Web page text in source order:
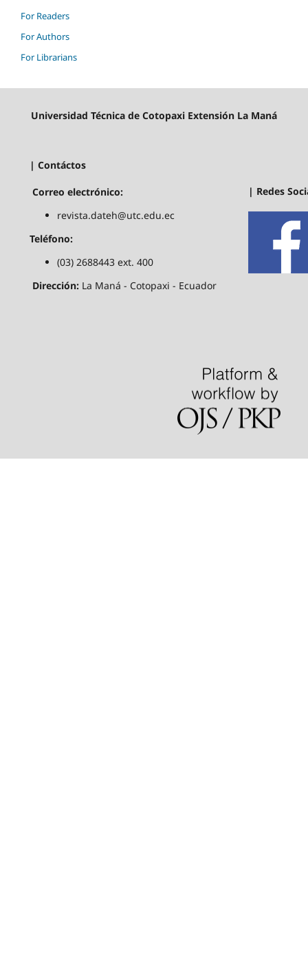
For Readers
For Authors
For Librarians
Universidad Técnica de Cotopaxi Extensión La Maná
| Contáctos
Correo electrónico:
revista.dateh@utc.edu.ec
Teléfono:
(03) 2688443 ext. 400
Dirección: La Maná - Cotopaxi - Ecuador
| Redes